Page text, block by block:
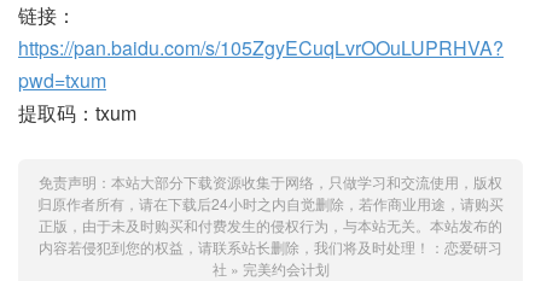
链接：
https://pan.baidu.com/s/105ZgyECuqLvrOOuLUPRHVA?
pwd=txum
提取码：txum
免责声明：本站大部分下载资源收集于网络，只做学习和交流使用，版权
归原作者所有，请在下载后24小时之内自觉删除，若作商业用途，请购买
正版，由于未及时购买和付费发生的侵权行为，与本站无关。本站发布的
内容若侵犯到您的权益，请联系站长删除，我们将及时处理！： 恋爱研习
社 » 完美约会计划